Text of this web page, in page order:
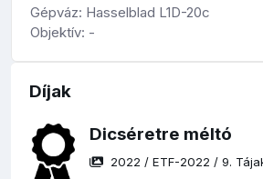
Gépváz: Hasselblad L1D-20c
Objektív: -
Díjak
Dicséretre méltó
2022 /ETF-2022 /9.